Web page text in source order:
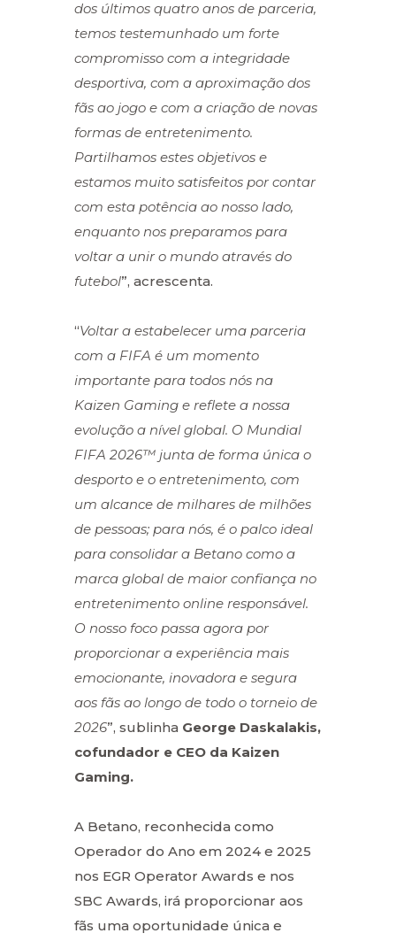
dos últimos quatro anos de parceria,
temos testemunhado um forte
compromisso com a integridade
desportiva, com a aproximação dos
fãs ao jogo e com a criação de novas
formas de entretenimento.
Partilhamos estes objetivos e
estamos muito satisfeitos por contar
com esta potência ao nosso lado,
enquanto nos preparamos para
voltar a unir o mundo através do
futebol”, acrescenta.
“Voltar a estabelecer uma parceria
com a FIFA é um momento
importante para todos nós na
Kaizen Gaming e reflete a nossa
evolução a nível global. O Mundial
FIFA 2026™ junta de forma única o
desporto e o entretenimento, com
um alcance de milhares de milhões
de pessoas; para nós, é o palco ideal
para consolidar a Betano como a
marca global de maior confiança no
entretenimento online responsável.
O nosso foco passa agora por
proporcionar a experiência mais
emocionante, inovadora e segura
aos fãs ao longo de todo o torneio de
2026”, sublinha George Daskalakis,
cofundador e CEO da Kaizen
Gaming.
A Betano, reconhecida como
Operador do Ano em 2024 e 2025
nos EGR Operator Awards e nos
SBC Awards, irá proporcionar aos
fãs uma oportunidade única e